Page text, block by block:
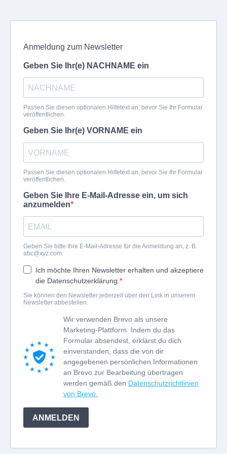
Anmeldung zum Newsletter
Geben Sie Ihr(e) NACHNAME ein
Passen Sie diesen optionalen Hilfetext an, bevor Sie Ihr Formular
veröffentlichen.
Geben Sie Ihr(e) VORNAME ein
Passen Sie diesen optionalen Hilfetext an, bevor Sie Ihr Formular
veröffentlichen.
Geben Sie Ihre E-Mail-Adresse ein, um sich
anzumelden
Geben Sie bitte Ihre E-Mail-Adresse für die Anmeldung an, z. B.
abc@xyz.com.
Ich möchte Ihren Newsletter erhalten und akzeptiere
die Datenschutzerklärung.
Sie können den Newsletter jederzeit über den Link in unserem
Newsletter abbestellen.
Wir verwenden Brevo als unsere
Marketing-Plattform. Indem du das
Formular absendest, erklärst du dich
einverstanden, dass die von dir
angegebenen persönlichen Informationen
an Brevo zur Bearbeitung übertragen
werden gemäß den Datenschutzrichtlinien
von Brevo.
ANMELDEN